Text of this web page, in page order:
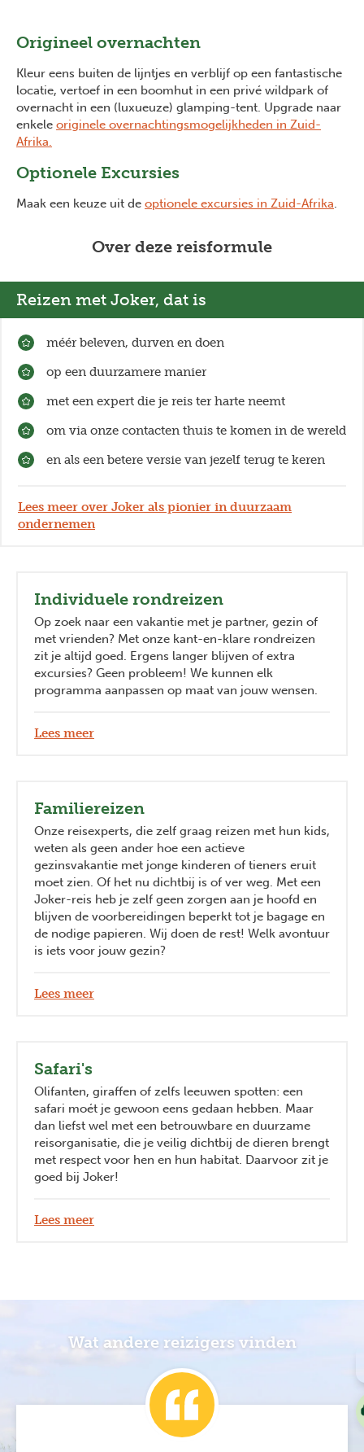
Origineel overnachten
Kleur eens buiten de lijntjes en verblijf op een fantastische
locatie, vertoef in een boomhut in een privé wildpark of
overnacht in een (luxueuze) glamping-tent. Upgrade naar
enkele originele overnachtingsmogelijkheden in Zuid-
Afrika.
Optionele Excursies
Maak een keuze uit de optionele excursies in Zuid-Afrika.
Over deze reisformule
Reizen met Joker, dat is
méér beleven, durven en doen
op een duurzamere manier
met een expert die je reis ter harte neemt
om via onze contacten thuis te komen in de wereld
en als een betere versie van jezelf terug te keren
Lees meer over Joker als pionier in duurzaam
ondernemen
Individuele rondreizen
Op zoek naar een vakantie met je partner, gezin of
met vrienden? Met onze kant-en-klare rondreizen
zit je altijd goed. Ergens langer blijven of extra
excursies? Geen probleem! We kunnen elk
programma aanpassen op maat van jouw wensen.
Lees meer
Familiereizen
Onze reisexperts, die zelf graag reizen met hun kids,
weten als geen ander hoe een actieve
gezinsvakantie met jonge kinderen of tieners eruit
moet zien. Of het nu dichtbij is of ver weg. Met een
Joker-reis heb je zelf geen zorgen aan je hoofd en
blijven de voorbereidingen beperkt tot je bagage en
de nodige papieren. Wij doen de rest! Welk avontuur
is iets voor jouw gezin?
Lees meer
Safari's
Olifanten, giraffen of zelfs leeuwen spotten: een
safari moét je gewoon eens gedaan hebben. Maar
dan liefst wel met een betrouwbare en duurzame
reisorganisatie, die je veilig dichtbij de dieren brengt
met respect voor hen en hun habitat. Daarvoor zit je
goed bij Joker!
Lees meer
Wat andere reizigers vinden